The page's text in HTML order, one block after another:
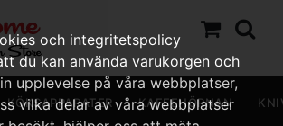
KÖKSAPPARATER KAFFEHÖRNAN
och integritetspolicy
du kan använda varukorgen och
upplevelse på våra webbplatser,
vilka delar av våra webbplatser